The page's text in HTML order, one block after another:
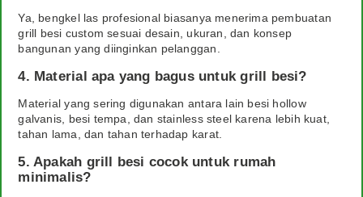
Ya, bengkel las profesional biasanya menerima pembuatan
grill besi custom sesuai desain, ukuran, dan konsep
bangunan yang diinginkan pelanggan.
4. Material apa yang bagus untuk grill besi?
Material yang sering digunakan antara lain besi hollow
galvanis, besi tempa, dan stainless steel karena lebih kuat,
tahan lama, dan tahan terhadap karat.
5. Apakah grill besi cocok untuk rumah
minimalis?